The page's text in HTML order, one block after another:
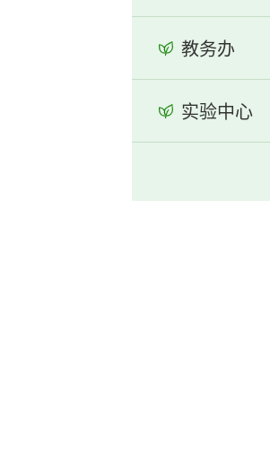
教务办
实验中心